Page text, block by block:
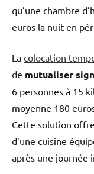
qu’une chambre
euros la nuit en
La colocation
de mutualiser
6 personnes à 15
moyenne 180
Cette solution
d’une cuisine
après une journée